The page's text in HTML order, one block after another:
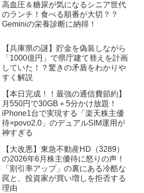
高血圧＆糖尿が気になるシニア世代
のランチ！食べる順番が大切？？
Geminiの栄養診断に納得！
【兵庫県の謎】貯金を偽装しながら
「1000億円」で県庁建て替えを計画
していた！？驚きの矛盾をわかりや
すく解説
【本日完成！！最強の通信費節約】
月550円で30GB＋5分かけ放題！
iPhone1台で実現する「楽天株主優
待×povo2.0」のデュアルSIM運用が
神すぎる
【大改悪】東急不動産HD（3289）
の2026年6月株主優待に怒りの声！
「割引率アップ」の裏にある冷酷な
罠と、投資家が買い増しを拒否する
理由